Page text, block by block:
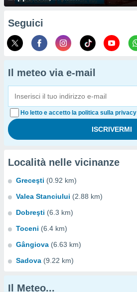
Seguici
Il meteo via e-mail
Ho letto e accetto la politica sulla privacy
Località nelle vicinanze
Greceşti (0.92 km)
Valea Stanciului (2.88 km)
Dobreşti (6.3 km)
Toceni (6.4 km)
Gângiova (6.63 km)
Sadova (9.22 km)
Il Meteo...